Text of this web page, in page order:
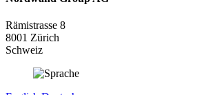
Rämistrasse 8
8001 Zürich
Schweiz